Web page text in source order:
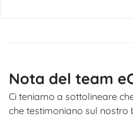
Nota del team
Ci teniamo a sottolineare
che testimoniano sul